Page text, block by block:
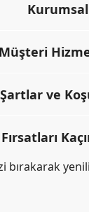
Kurumsal
Müşteri
Şartlar ve
bırakarak